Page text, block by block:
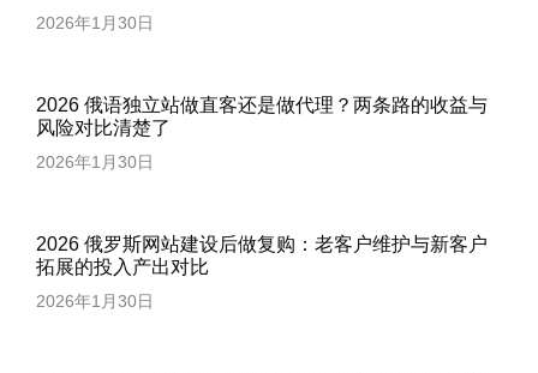
2026年1月30日
2026 俄语独立站做直客还是做代理？两条路的收益与
风险对比清楚了
2026年1月30日
2026 俄罗斯网站建设后做复购：老客户维护与新客户
拓展的投入产出对比
2026年1月30日